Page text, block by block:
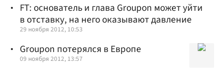
FT: основатель и глава Groupon может уйти
в отставку, на него оказывают давление
29 ноября 2012, 10:53
Groupon потерялся в Европе
09 ноября 2012, 13:57